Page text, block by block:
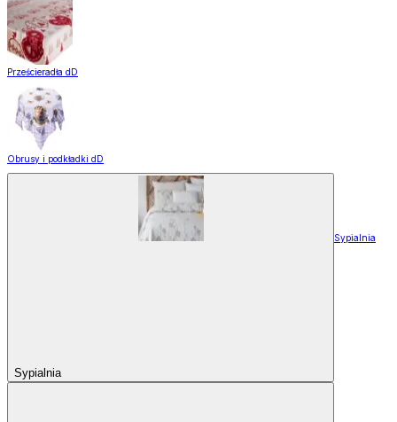
Prześcieradła dD
Obrusy i podkładki dD
Sypialnia
Sypialnia